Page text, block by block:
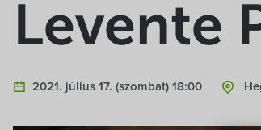
Levente
2021. július 17. (szombat) 18:00